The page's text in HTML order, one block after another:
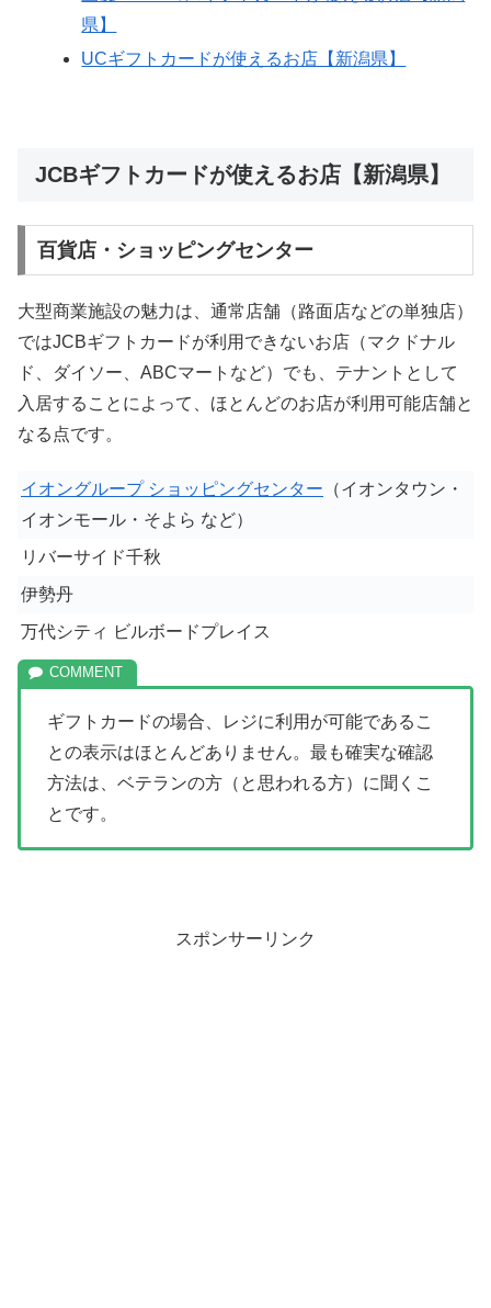
県】
UCギフトカードが使えるお店【新潟県】
JCBギフトカードが使えるお店【新潟県】
百貨店・ショッピングセンター
大型商業施設の魅力は、通常店舗（路面店などの単独店）
ではJCBギフトカードが利用できないお店（マクドナル
ド、ダイソー、ABCマートなど）でも、テナントとして
入居することによって、ほとんどのお店が利用可能店舗と
なる点です。
イオングループ ショッピングセンター （イオンタウン・
イオンモール・そよら など）
リバーサイド千秋
伊勢丹
万代シティ ビルボードプレイス
ギフトカードの場合、レジに利用が可能であるこ
との表示はほとんどありません。最も確実な確認
方法は、ベテランの方（と思われる方）に聞くこ
とです。
スポンサーリンク